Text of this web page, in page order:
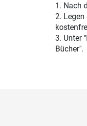
1. Nach
2.
3. Unter
Bücher".